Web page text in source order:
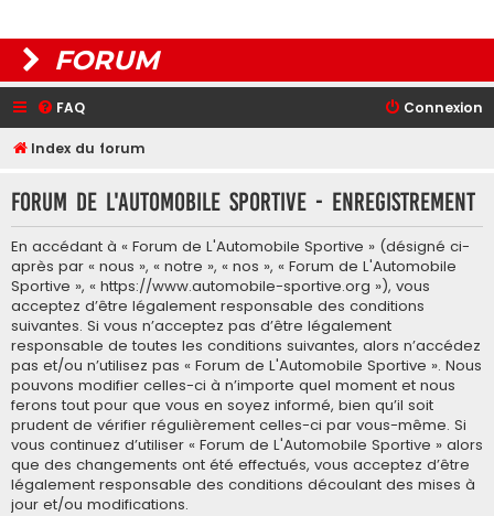
FORUM
FAQ Connexion
Index du forum
Forum de L'Automobile Sportive - Enregistrement
En accédant à « Forum de L'Automobile Sportive » (désigné ci-
après par « nous », « notre », « nos », « Forum de L'Automobile
Sportive », « https://www.automobile-sportive.org »), vous
acceptez d’être légalement responsable des conditions
suivantes. Si vous n’acceptez pas d’être légalement
responsable de toutes les conditions suivantes, alors n’accédez
pas et/ou n’utilisez pas « Forum de L'Automobile Sportive ». Nous
pouvons modifier celles-ci à n’importe quel moment et nous
ferons tout pour que vous en soyez informé, bien qu’il soit
prudent de vérifier régulièrement celles-ci par vous-même. Si
vous continuez d’utiliser « Forum de L'Automobile Sportive » alors
que des changements ont été effectués, vous acceptez d’être
légalement responsable des conditions découlant des mises à
jour et/ou modifications.